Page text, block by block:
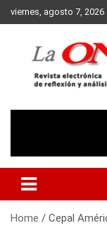
Skip
to
viernes, agosto 7, 2026
Home Cepal